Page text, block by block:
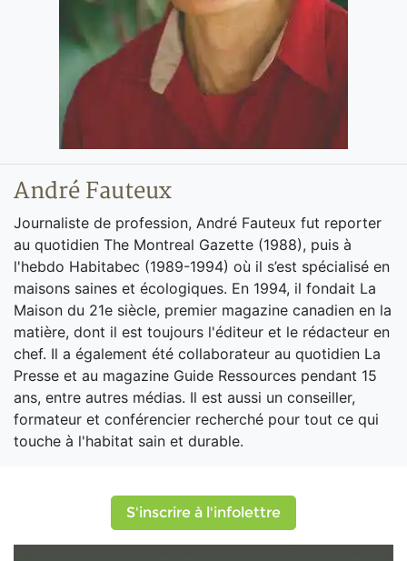
André Fauteux
Journaliste de profession, André Fauteux fut reporter
au quotidien The Montreal Gazette (1988), puis à
l'hebdo Habitabec (1989-1994) où il s’est spécialisé en
maisons saines et écologiques. En 1994, il fondait La
Maison du 21e siècle, premier magazine canadien en la
matière, dont il est toujours l'éditeur et le rédacteur en
chef. Il a également été collaborateur au quotidien La
Presse et au magazine Guide Ressources pendant 15
ans, entre autres médias. Il est aussi un conseiller,
formateur et conférencier recherché pour tout ce qui
touche à l'habitat sain et durable.
S'inscrire à l'infolettre